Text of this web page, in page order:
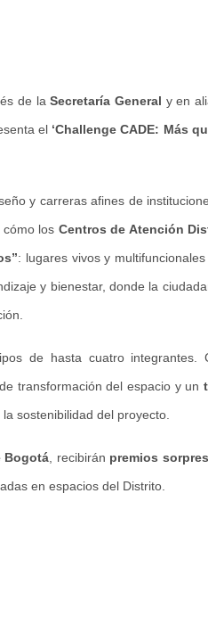
de laSecretaría General y en
el ‘Challenge CADE: Más
y carreras afines de
los Centros de Atención
: lugares vivos y multifuncionales
y bienestar, donde la
de hasta cuatro integrantes.
transformación del espacio y un
sostenibilidad del proyecto.
Bogotá , recibirán premios
en espacios del Distrito.